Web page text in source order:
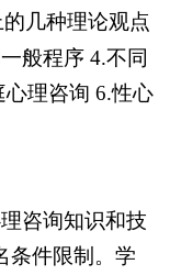
几种理论观点
一般程序4.不同
心理咨询6.性心
咨询知识和技
条件限制。学